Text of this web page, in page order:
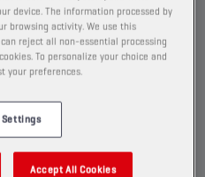
device. The information processed by
browsing activity. We use this
reject all non-essential processing
To personalize your choice and
your preferences.
Settings
Accept All Cookies